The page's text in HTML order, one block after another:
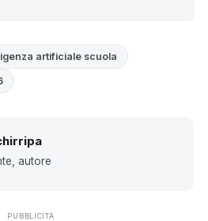
artificiale scuola
autore
PUBBLICITÀ